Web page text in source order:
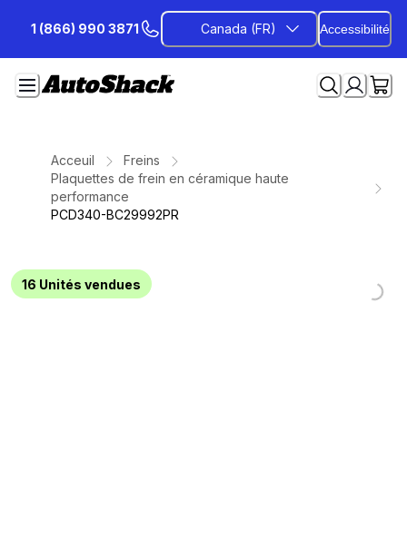
contenu
1 (866) 990 3871 Canada (FR) Accessibilité
Acceuil
Freins
Plaquettes de frein en céramique haute
performance
PCD340-BC29992PR
16 Unités vendues